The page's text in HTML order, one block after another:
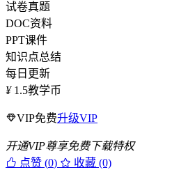
试卷真题
DOC资料
PPT课件
知识点总结
每日更新
¥ 1.5教学币
VIP免费升级VIP
开通VIP尊享免费下载特权
点赞 (0)
收藏 (0)